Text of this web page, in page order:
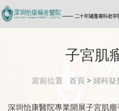
子宮肌
當前位置 首頁 >婦科疑
深圳怡康醫院專業開展子宮肌